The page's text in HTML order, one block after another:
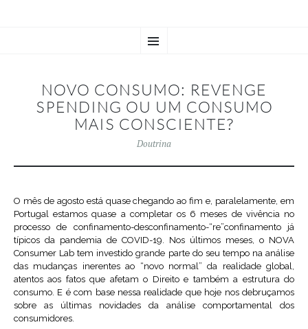
TO
NOVO CONSUMO: REVENGE
SPENDING OU UM CONSUMO
MAIS CONSCIENTE?
Doutrina
O mês de agosto está quase chegando ao fim e, paralelamente, em
Portugal estamos quase a completar os 6 meses de vivência no
processo de confinamento-desconfinamento-“re”confinamento já
típicos da pandemia de COVID-19. Nos últimos meses, o NOVA
Consumer Lab tem investido grande parte do seu tempo na análise
das mudanças inerentes ao “novo normal” da realidade global,
atentos aos fatos que afetam o Direito e também a estrutura do
consumo. E é com base nessa realidade que hoje nos debruçamos
sobre as últimas novidades da análise comportamental dos
consumidores.